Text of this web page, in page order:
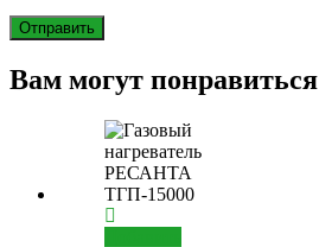
Вам могут понравиться